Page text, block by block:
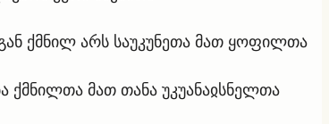
ქმნილ არს საუკუნეთა მათ ყოფილთა
ქმნილთა მათ თანა უკუანაჲსნელთა